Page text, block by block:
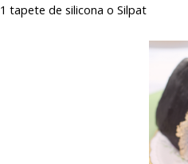
1 tapete de silicona o Silpat